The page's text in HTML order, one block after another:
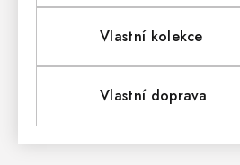
Vlastní kolekce
Vlastní doprava